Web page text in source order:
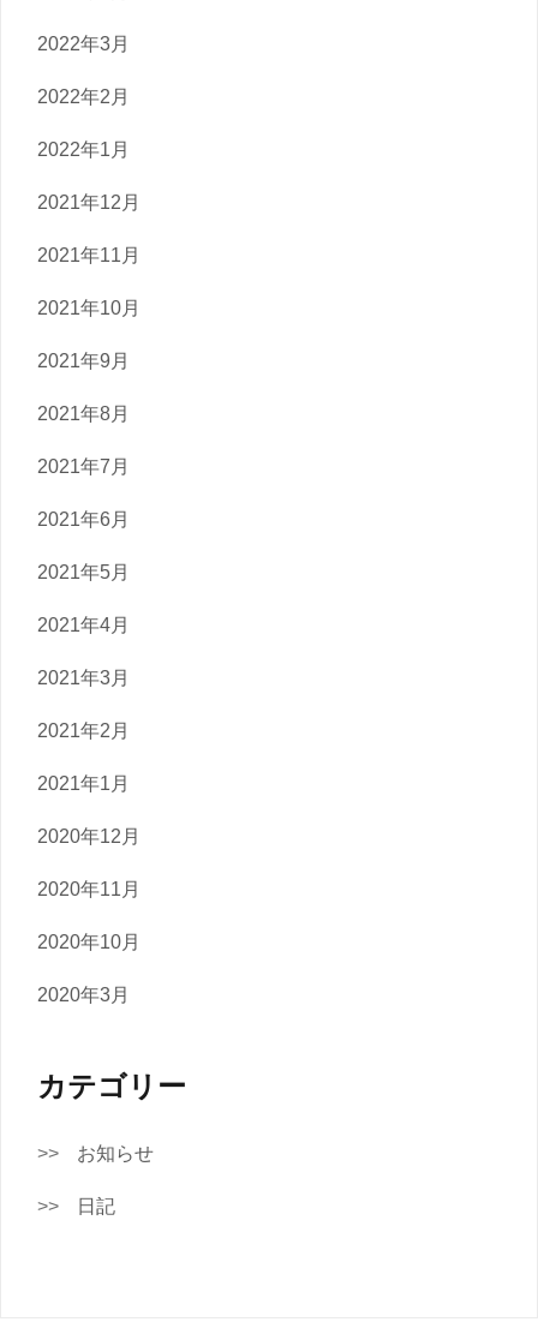
2022年3月
2022年2月
2022年1月
2021年12月
2021年11月
2021年10月
2021年9月
2021年8月
2021年7月
2021年6月
2021年5月
2021年4月
2021年3月
2021年2月
2021年1月
2020年12月
2020年11月
2020年10月
2020年3月
カテゴリー
お知らせ
日記